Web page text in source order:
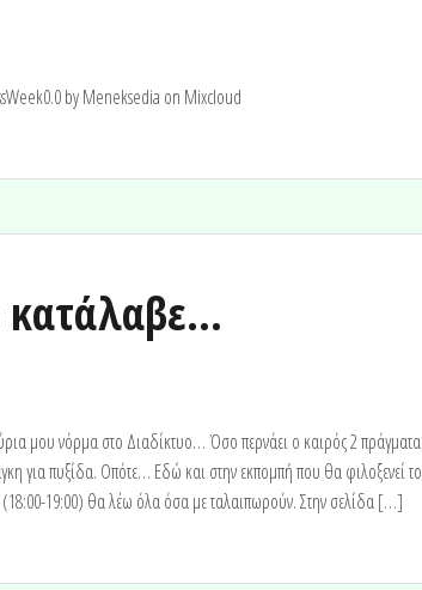
by Meneksedia on Mixcloud
κατάλαβε…
μου νόρμα στο Διαδίκτυο… Όσο περνάει ο καιρός 2 πράγματα
για πυξίδα. Οπότε… Εδώ και στην εκπομπή που θα φιλοξενεί το
19:00) θα λέω όλα όσα με ταλαιπωρούν. Στην σελίδα […]